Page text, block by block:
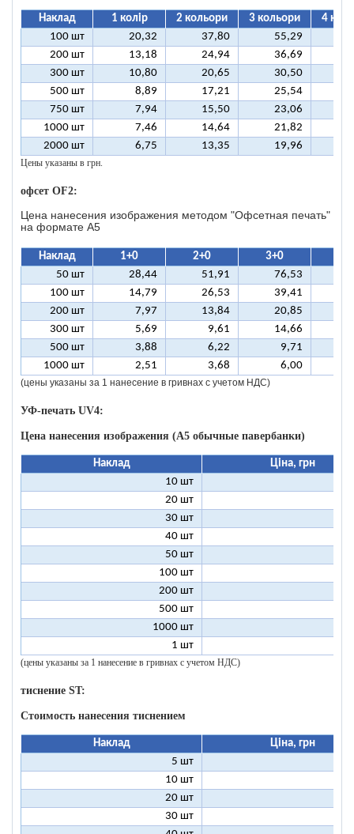
Наклад 1 колір 2 кольори 3 кольори
4
100 шт
20,32 37,80 55,29
200 шт
13,18 24,94 36,69
300 шт
10,80 20,65 30,50
500 шт
8,89 17,21 25,54
750 шт
7,94 15,50 23,06
1000 шт
7,46 14,64 21,82
2000 шт
6,75 13,35 19,96
Цены указаны в грн.
офсет OF2:
Цена нанесения изображения методом "Офсетная печать"
на формате A5
Наклад 1+0 2+0 3+0
50 шт
28,44 51,91 76,53
100 шт
14,79 26,53 39,41
200 шт
7,97 13,84 20,85
300 шт
5,69 9,61 14,66
500 шт
3,88 6,22 9,71
1000 шт
2,51 3,68 6,00
(цены указаны за 1 нанесение в гривнах с учетом НДС)
УФ-печать UV4:
Цена нанесения изображения (А5 обычные павербанки)
Наклад
Ціна, грн
10 шт
20 шт
30 шт
40 шт
50 шт
100 шт
200 шт
500 шт
1000 шт
1 шт
(цены указаны за 1 нанесение в гривнах с учетом НДС)
тиснение ST:
Стоимость нанесения тиснением
Наклад
Ціна, грн
5 шт
10 шт
20 шт
30 шт